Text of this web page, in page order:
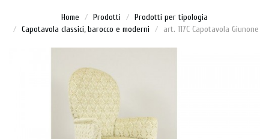
Home Prodotti
Prodotti per tipologia
Capotavola classici, barocco e moderni
art. 117C Capotavola Giunone